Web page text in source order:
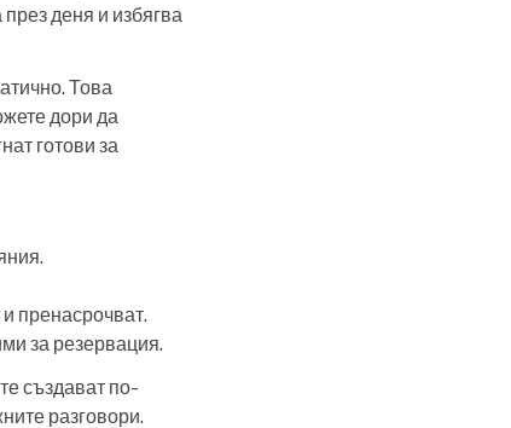
деня и избягва
Това
дори да
готови за
пренасрочват.
за резервация.
създават по-
разговори.